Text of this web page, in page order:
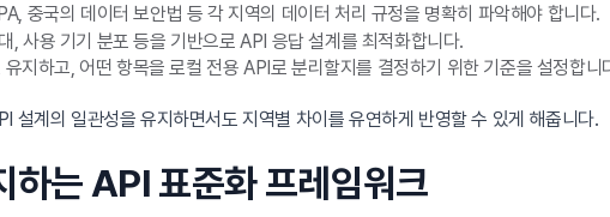
중국의 데이터 보안법 등 각 지역의 데이터 처리 규정을 명확히 파악해야 합니다.
, 사용 기기 분포 등을 기반으로 API 응답 설계를 최적화합니다.
지하고, 어떤 항목을 로컬 전용 API로 분리할지를 결정하기 위한 기준을 설정합니
설계의 일관성을 유지하면서도 지역별 차이를 유연하게 반영할 수 있게 해줍니다.
는 API 표준화 프레임워크